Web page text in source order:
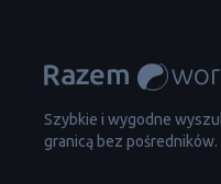
Szybkie i wygodne
granicą bez pośredników.